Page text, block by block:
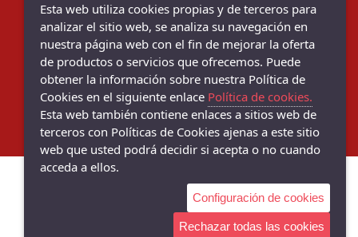
47
48
Kokis
Mariel
LOYGAR
MARILA
MEDITERRANEA
MTNG
NORTEÑAS
TIENDA EN BAMI - C/ Torcuato Luca de Tena, 32, Sevilla - 41013
(Sevilla)
954 629150
TIENDA EN BERMEJALES - Av. De Grecia, 27, Sevilla - 41012 (Sevilla)
954 096232
Esta web utiliza cookies propias y de terceros para
analizar el sitio web, se analiza su navegación en
nuestra página web con el fin de mejorar la oferta
de productos o servicios que ofrecemos. Puede
obtener la información sobre nuestra Política de
Cookies en el siguiente enlace Política de cookies.
Esta web también contiene enlaces a sitios web de
terceros con Políticas de Cookies ajenas a este sitio
web que usted podrá decidir si acepta o no cuando
acceda a ellos.
Configuración de cookies
Rechazar todas las cookies